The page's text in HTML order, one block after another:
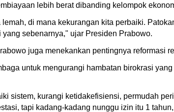
lebih berat dibanding kelompok
di mana kekurangan kita perbaiki.
sebenarnya," ujar Presiden Prabowo.
juga menekankan pentingnya reformasi
untuk mengurangi hambatan birokrasi
sistem, kurangi ketidakefisiensi, permudah
tapi kadang-kadang nunggu izin itu 1